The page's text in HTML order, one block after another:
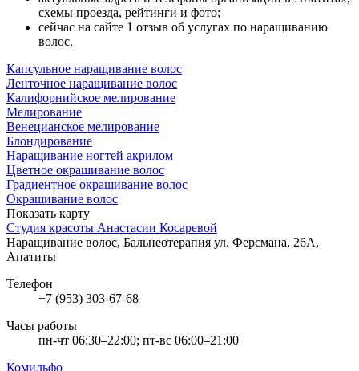
схемы проезда, рейтинги и фото;
сейчас на сайте 1 отзыв об услугах по наращиванию
волос.
Капсульное наращивание волос
Ленточное наращивание волос
Калифорнийское мелирование
Мелирование
Венецианское мелирование
Блондирование
Наращивание ногтей акрилом
Цветное окрашивание волос
Градиентное окрашивание волос
Окрашивание волос
Показать карту
Студия красоты Анастасии Косаревой
Наращивание волос, Бальнеотерапия ул. Ферсмана, 26А,
Апатиты
Телефон
+7 (953) 303-67-68
Часы работы
пн-чт 06:30–22:00; пт-вс 06:00–21:00
Комильфо